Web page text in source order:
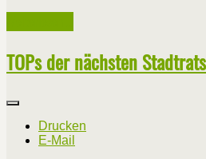
TOPs der nächsten
Drucken
E-Mail